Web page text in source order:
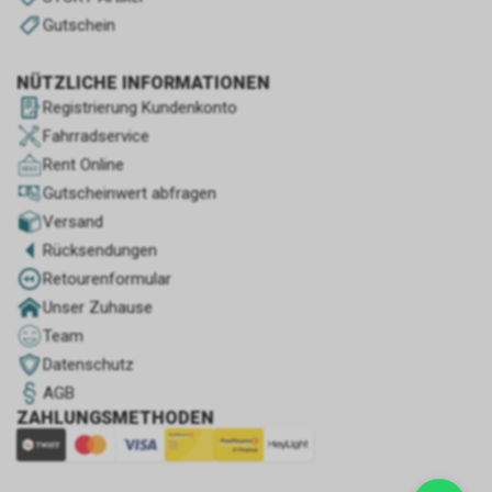
Gutschein
NÜTZLICHE INFORMATIONEN
Registrierung Kundenkonto
Fahrradservice
Rent Online
Gutscheinwert abfragen
Versand
Rücksendungen
Retourenformular
Unser Zuhause
Team
Datenschutz
AGB
ZAHLUNGSMETHODEN